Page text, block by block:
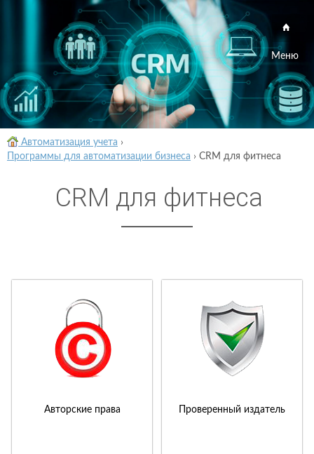
Меню
Автоматизация учета ›
Программы для автоматизации бизнеса › CRM для фитнеса
CRM для фитнеса
Авторские права Проверенный издатель